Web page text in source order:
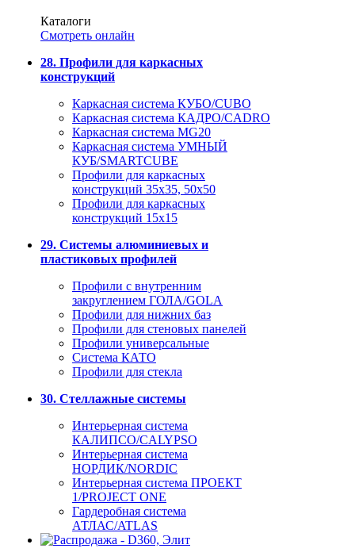
Каталоги
Смотреть онлайн
28. Профили для каркасных
конструкций
Каркасная система КУБО/CUBO
Каркасная система КАДРО/CADRO
Каркасная система MG20
Каркасная система УМНЫЙ
КУБ/SMARTCUBE
Профили для каркасных
конструкций 35x35, 50x50
Профили для каркасных
конструкций 15х15
29. Системы алюминиевых и
пластиковых профилей
Профили с внутренним
закруглением ГОЛА/GOLA
Профили для нижних баз
Профили для стеновых панелей
Профили универсальные
Система КАТО
Профили для стекла
30. Стеллажные системы
Интерьерная система
КАЛИПСО/CALYPSO
Интерьерная система
НОРДИК/NORDIC
Интерьерная система ПРОЕКТ
1/PROJECT ONE
Гардеробная система
АТЛАС/ATLAS